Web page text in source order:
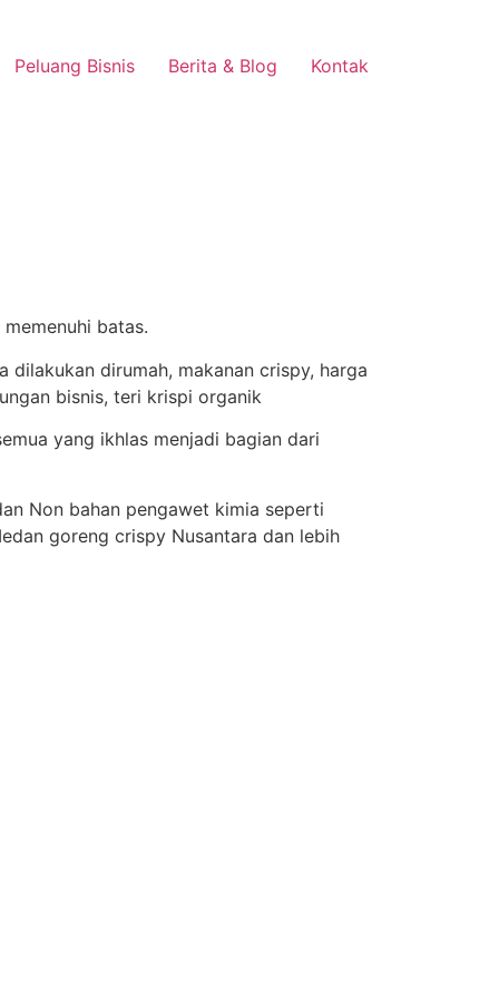
Peluang Bisnis Berita & Blog Kontak
batas.
yang ikhlas menjadi bagian dari
Non bahan pengawet kimia seperti
goreng crispy Nusantara dan lebih